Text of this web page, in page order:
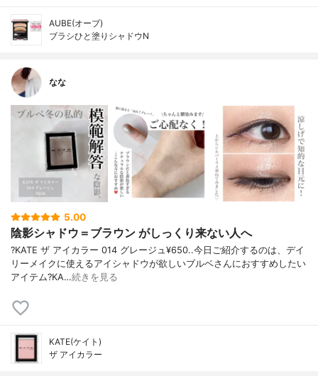
AUBE(オーブ)
ブラシひと塗りシャドウN
なな
5.00
陰影シャドウ＝ブラウン がしっくり来ない人へ
?KATE ザ アイカラー 014 グレージュ¥650..今日ご紹介するのは、デイ
リーメイクに使えるアイシャドウが欲しいブルベさんにおすすめしたい
アイテム?KA…続きを見る
KATE(ケイト)
ザ アイカラー